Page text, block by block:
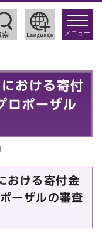
toggle
メニュー
おける寄付
ロポーザル
ける寄付金
ーザルの審査